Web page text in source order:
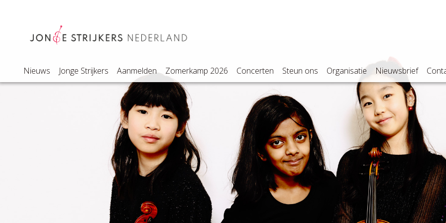
Nieuws Jonge Strijkers Aanmelden Zomerkamp 2026 Concerten Steun ons Organisatie Nieuwsbrief